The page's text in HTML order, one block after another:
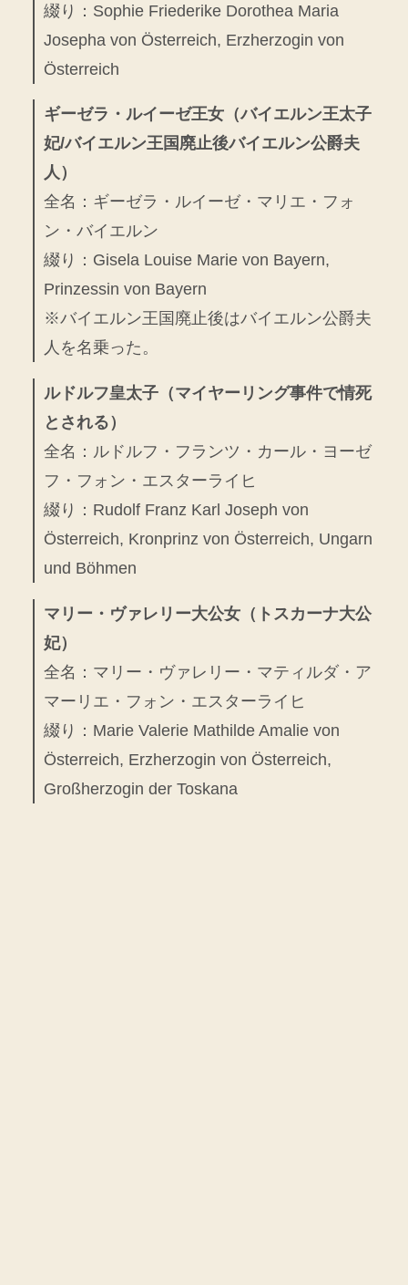
綴り：Sophie Friederike Dorothea Maria
Josepha von Österreich, Erzherzogin von
Österreich
ギーゼラ・ルイーゼ王女（バイエルン王太子
妃/バイエルン王国廃止後バイエルン公爵夫
人）
全名：ギーゼラ・ルイーゼ・マリエ・フォ
ン・バイエルン
綴り：Gisela Louise Marie von Bayern,
Prinzessin von Bayern
※バイエルン王国廃止後はバイエルン公爵夫
人を名乗った。
ルドルフ皇太子（マイヤーリング事件で情死
とされる）
全名：ルドルフ・フランツ・カール・ヨーゼ
フ・フォン・エスターライヒ
綴り：Rudolf Franz Karl Joseph von
Österreich, Kronprinz von Österreich, Ungarn
und Böhmen
マリー・ヴァレリー大公女（トスカーナ大公
妃）
全名：マリー・ヴァレリー・マティルダ・ア
マーリエ・フォン・エスターライヒ
綴り：Marie Valerie Mathilde Amalie von
Österreich, Erzherzogin von Österreich,
Großherzogin der Toskana